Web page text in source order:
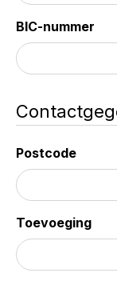
BIC-nummer
Postcode
Toevoeging